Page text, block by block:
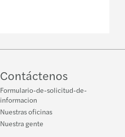
Contáctenos
Formulario-de-solicitud-de-
informacion
Nuestras oficinas
Nuestra gente